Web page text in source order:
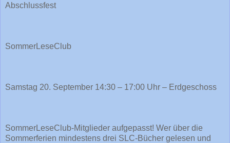
Abschlussfest
SommerLeseClub
Samstag 20. September 14:30 – 17:00 Uhr – Erdgeschoss
SommerLeseClub-Mitglieder aufgepasst! Wer über die
Sommerferien mindestens drei SLC-Bücher gelesen und